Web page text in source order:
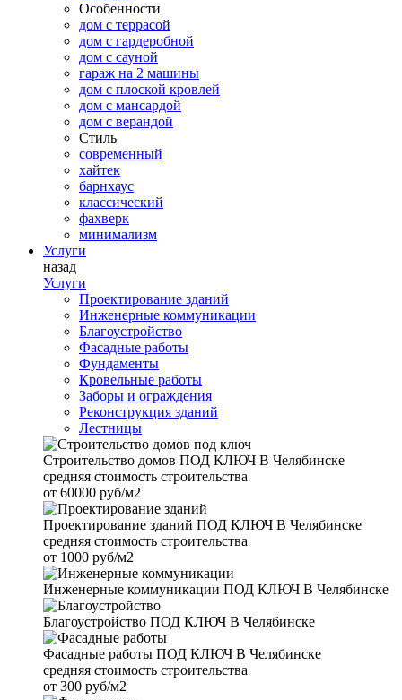
Особенности
дом с террасой
дом с гардеробной
дом с сауной
гараж на 2 машины
дом с плоской кровлей
дом с мансардой
дом с верандой
Стиль
современный
хайтек
барнхаус
классический
фахверк
минимализм
Услуги
назад
Услуги
Проектирование зданий
Инженерные коммуникации
Благоустройство
Фасадные работы
Фундаменты
Кровельные работы
Заборы и ограждения
Реконструкция зданий
Лестницы
Строительство домов ПОД КЛЮЧ В Челябинске
средняя стоимость строительства
от 60000 руб/м2
Проектирование зданий ПОД КЛЮЧ В Челябинске
средняя стоимость строительства
от 1000 руб/м2
Инженерные коммуникации ПОД КЛЮЧ В Челябинске
Благоустройство ПОД КЛЮЧ В Челябинске
Фасадные работы ПОД КЛЮЧ В Челябинске
средняя стоимость строительства
от 300 руб/м2